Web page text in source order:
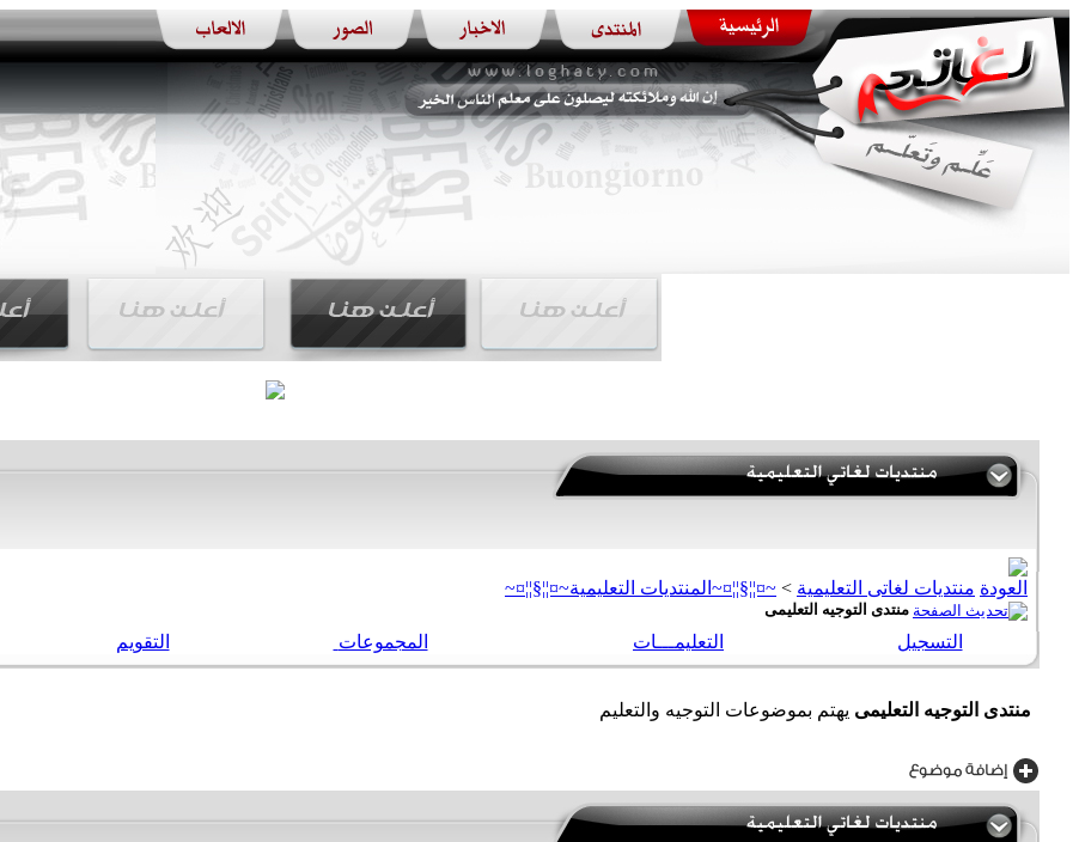
منتديات لغاتى التعليمية > ~¤¦¦§¦¦¤~المنتديات التعليمية~¤¦¦§¦¦¤~
منتدى التوجيه التعليمى
التسجيل
التعليمـــات المجموعات التقويم
منتدى التوجيه التعليمى يهتم بموضوعات التوجيه والتعليم